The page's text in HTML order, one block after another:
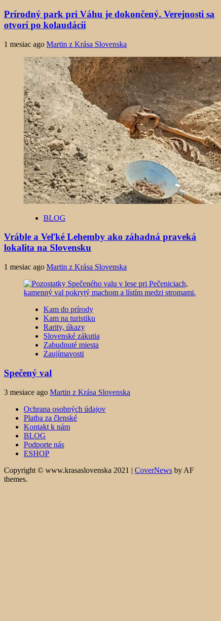
Prírodný park pri Váhu je dokončený. Verejnosti sa
otvorí po kolaudácii
1 mesiac ago Martin z Krása Slovenska
BLOG
Vráble a Veľké Lehemby ako záhadná praveká
lokalita na Slovensku
1 mesiac ago Martin z Krása Slovenska
Kam do prírody
Kam na turistiku
Rarity, úkazy
Slovenské zákutia
Zabudnuté miesta
Zaujímavosti
Spečený val
3 mesiace ago Martin z Krása Slovenska
Ochrana osobných údajov
Platba za členské
Kontakt k nám
BLOG
Podporte nás
ESHOP
Copyright © www.krasaslovenska 2021 | CoverNews by AF
themes.